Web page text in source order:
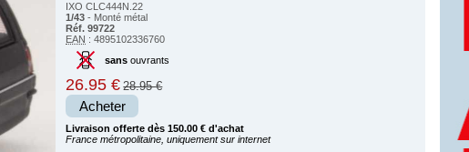
IXO CLC444N.22
1/43 - Monté métal
Réf. 99722
EAN : 4895102336760
sansouvrants
26.95 € 28.95 €
Acheter
Livraison offerte dès 150.00 € d'achat
France métropolitaine, uniquement sur internet